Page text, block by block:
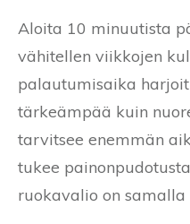
Aloita 10 minuutista
vähitellen viikkojen
palautumisaika
tärkeämpää kuin
tarvitsee enemmän
tukee
ruokavalio on samalla